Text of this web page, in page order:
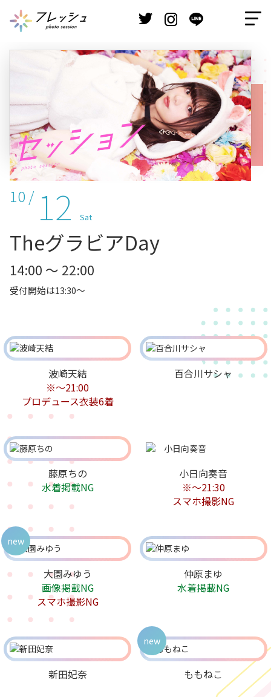
10 / 12 Sat
TheグラビアDay
14:00 ～ 22:00
受付開始は13:30～
波崎天結
※～21:00
プロデュース衣装6着
百合川サシャ
藤原ちの
水着掲載NG
小日向奏音
※～21:30
スマホ撮影NG
大園みゆう
画像掲載NG
スマホ撮影NG
new
仲原まゆ
水着掲載NG
新田妃奈 ももねこ
new